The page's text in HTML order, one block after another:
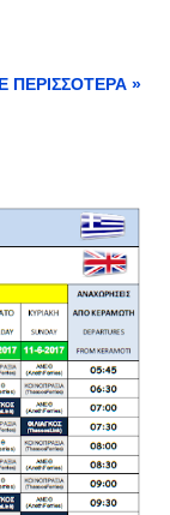
ΠΕΡΙΣΣΌΤΕΡΑ »